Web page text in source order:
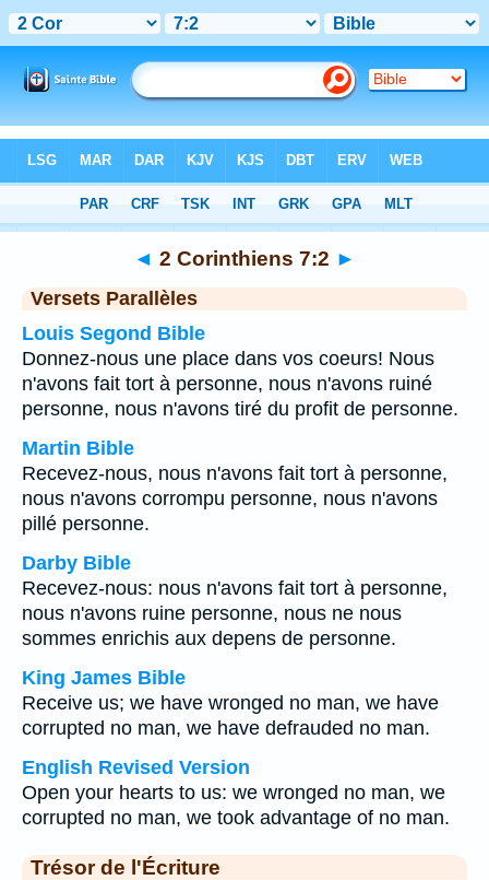
> Chapitre 7 > Verset 2
◄ 2 Corinthiens 7:2 ►
Versets Parallèles
Louis Segond Bible
Donnez-nous une place dans vos coeurs! Nous
n'avons fait tort à personne, nous n'avons ruiné
personne, nous n'avons tiré du profit de personne.
Martin Bible
Recevez-nous, nous n'avons fait tort à personne,
nous n'avons corrompu personne, nous n'avons
pillé personne.
Darby Bible
Recevez-nous: nous n'avons fait tort à personne,
nous n'avons ruine personne, nous ne nous
sommes enrichis aux depens de personne.
King James Bible
Receive us; we have wronged no man, we have
corrupted no man, we have defrauded no man.
English Revised Version
Open your hearts to us: we wronged no man, we
corrupted no man, we took advantage of no man.
Trésor de l'Écriture